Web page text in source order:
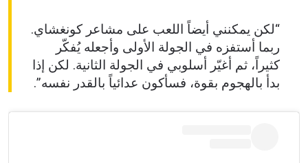
“لكن يمكنني أيضاً اللعب على مشاعر كونغشاي.
ربما أستفزه في الجولة الأولى وأجعله يُفكّر
كثيراً، ثم أغيّر أسلوبي في الجولة الثانية. لكن إذا
بدأ بالهجوم بقوة، فسأكون عدائياً بالقدر نفسه”.